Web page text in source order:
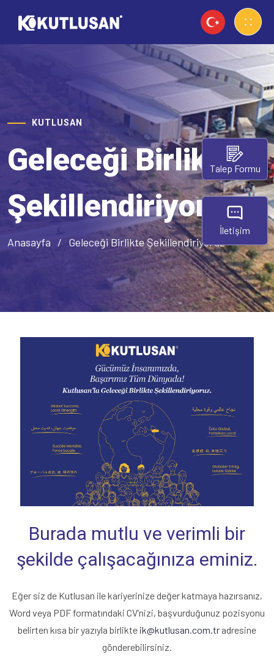
KUTLUSAN
Geleceği Birlikte
Şekillendiriyoruz
Anasayfa Geleceği Birlikte Şekillendiriyoruz
Burada mutlu ve verimli bir
şekilde çalışacağınıza eminiz.
Eğer siz de Kutlusan ile kariyerinize değer katmaya hazırsanız,
Word veya PDF formatındaki CV’nizi, başvurduğunuz pozisyonu
belirten kısa bir yazıyla birlikte ik@kutlusan.com.tr adresine
gönderebilirsiniz.
Talep Formu
İletişim